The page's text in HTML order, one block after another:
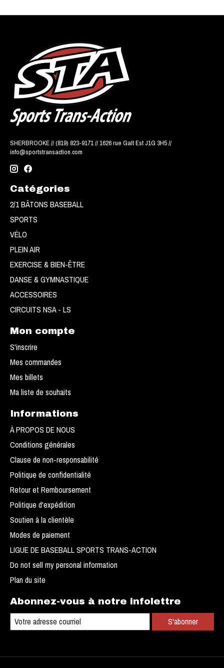
SHERBROOKE // (819) 823-9171 // 1626 rue Galt Est J1G 3H5 //
info@sportstransaction.com
Catégories
2/1 BÂTONS BASEBALL
SPORTS
VÉLO
PLEIN AIR
EXERCISE & BIEN-ÊTRE
DANSE & GYMNASTIQUE
ACCESSOIRES
CIRCUITS NSA - LS
Mon compte
S'inscrire
Mes commandes
Mes billets
Ma liste de souhaits
Informations
À PROPOS DE NOUS
Conditions générales
Clause de non-responsabilité
Politique de confidentialité
Retour et Remboursement
Politique d'expédition
Soutien à la clientèle
Modes de paiement
LIGUE DE BASEBALL SPORTS TRANS-ACTION
Do not sell my personal information
Plan du site
Abonnez-vous à notre infolettre
S'abonner